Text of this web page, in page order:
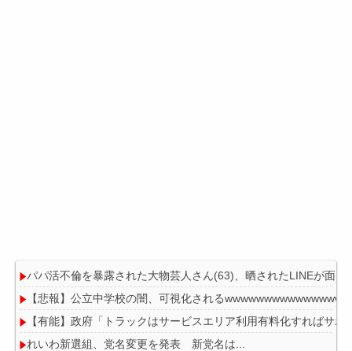
パパ活不倫を暴露された大物芸人さん(63)、晒されたLINEが面
【悲報】公立中学校の闇、可視化される
【有能】政府「トラックはサービスエリア利用有料化すればサ
れいわ新選組、党名変更を発表 新党名は...